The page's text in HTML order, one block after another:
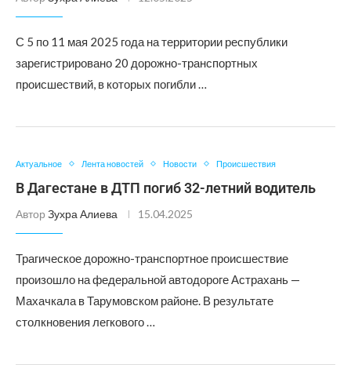
С 5 по 11 мая 2025 года на территории республики
зарегистрировано 20 дорожно-транспортных
происшествий, в которых погибли …
Актуальное Лента новостей Новости Происшествия
В Дагестане в ДТП погиб 32-летний водитель
Автор Зухра Алиева 15.04.2025
Трагическое дорожно-транспортное происшествие
произошло на федеральной автодороге Астрахань —
Махачкала в Тарумовском районе. В результате
столкновения легкового …